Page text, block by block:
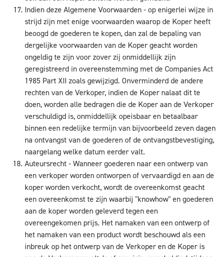
Indien deze Algemene Voorwaarden - op enigerlei wijze in
strijd zijn met enige voorwaarden waarop de Koper heeft
beoogd de goederen te kopen, dan zal de bepaling van
dergelijke voorwaarden van de Koper geacht worden
ongeldig te zijn voor zover zij onmiddellijk zijn
geregistreerd in overeenstemming met de Companies Act
1985 Part XII zoals gewijzigd. Onverminderd de andere
rechten van de Verkoper, indien de Koper nalaat dit te
doen, worden alle bedragen die de Koper aan de Verkoper
verschuldigd is, onmiddellijk opeisbaar en betaalbaar
binnen een redelijke termijn van bijvoorbeeld zeven dagen
na ontvangst van de goederen of de ontvangstbevestiging,
naargelang welke datum eerder valt.
Auteursrecht - Wanneer goederen naar een ontwerp van
een verkoper worden ontworpen of vervaardigd en aan de
koper worden verkocht, wordt de overeenkomst geacht
een overeenkomst te zijn waarbij "knowhow" en goederen
aan de koper worden geleverd tegen een
overeengekomen prijs. Het namaken van een ontwerp of
het namaken van een product wordt beschouwd als een
inbreuk op het ontwerp van de Verkoper en de Koper is